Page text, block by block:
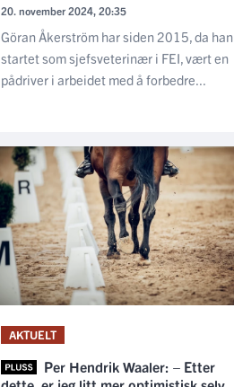
20. november 2024, 20:35
Göran Åkerström har siden 2015, da han
startet som sjefsveterinær i FEI, vært en
pådriver i arbeidet med å forbedre...
AKTUELT
Per Hendrik Waaler: – Etter